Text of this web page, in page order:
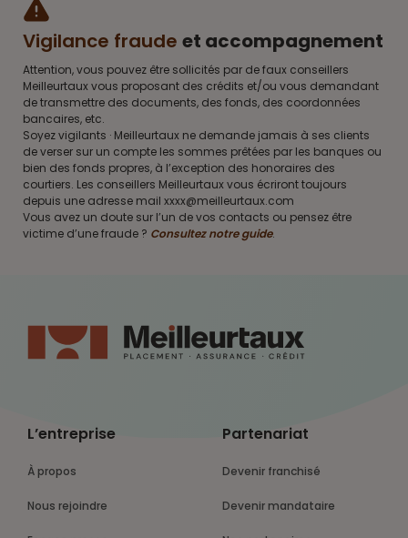
Vigilance fraude et accompagnement
Attention, vous pouvez être sollicités par de faux conseillers
Meilleurtaux vous proposant des crédits et/ou vous demandant
de transmettre des documents, des fonds, des coordonnées
bancaires, etc.
Soyez vigilants · Meilleurtaux ne demande jamais à ses clients
de verser sur un compte les sommes prêtées par les banques ou
bien des fonds propres, à l’exception des honoraires des
courtiers. Les conseillers Meilleurtaux vous écriront toujours
depuis une adresse mail xxxx@meilleurtaux.com
Vous avez un doute sur l’un de vos contacts ou pensez être
victime d’une fraude ? Consultez notre guide.
L’entreprise
À propos
Nous rejoindre
Partenariat
Devenir franchisé
Devenir mandataire